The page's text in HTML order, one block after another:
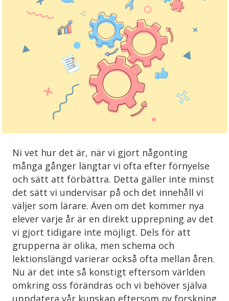
Ni vet hur det är, när vi gjort någonting
många gånger längtar vi ofta efter förnyelse
och sätt att förbättra. Detta gäller inte minst
det sätt vi undervisar på och det innehåll vi
väljer som lärare. Även om det kommer nya
elever varje år är en direkt upprepning av det
vi gjort tidigare inte möjligt. Dels för att
grupperna är olika, men schema och
lektionslängd varierar också ofta mellan åren.
Nu är det inte så konstigt eftersom världen
omkring oss förändras och vi behöver själva
uppdatera vår kunskap eftersom ny forskning